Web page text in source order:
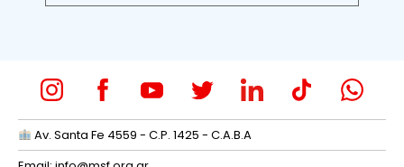
Av. Santa Fe 4559 - C.P. 1425 - C.A.B.A